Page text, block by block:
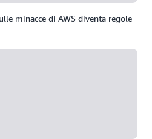
minacce di AWS diventa regole